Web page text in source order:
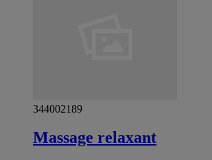
344002189
Massage relaxant